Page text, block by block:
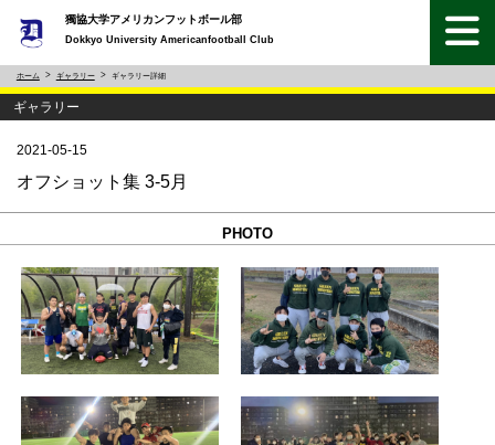
獨協大学アメリカンフットボール部
Dokkyo University Americanfootball Club
ホーム ギャラリー ギャラリー詳細
ギャラリー
2021-05-15
オフショット集 3-5月
PHOTO